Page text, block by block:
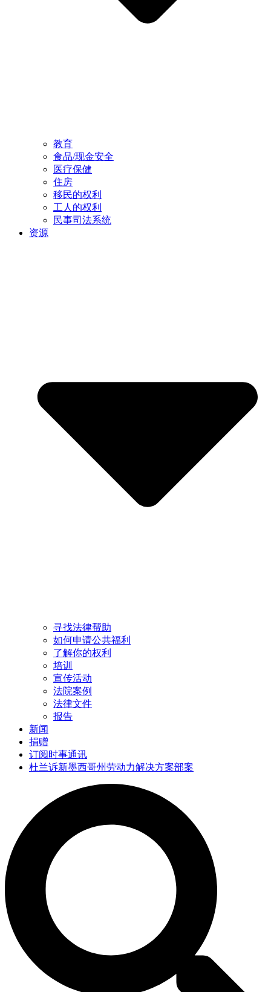
教育
食品/现金安全
医疗保健
住房
移民的权利
工人的权利
民事司法系统
资源
寻找法律帮助
如何申请公共福利
了解你的权利
培训
宣传活动
法院案例
法律文件
报告
新闻
捐赠
订阅时事通讯
杜兰诉新墨西哥州劳动力解决方案部案